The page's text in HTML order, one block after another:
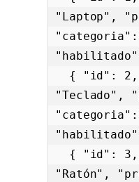
"Laptop",
"Teclado",
"Ratón",